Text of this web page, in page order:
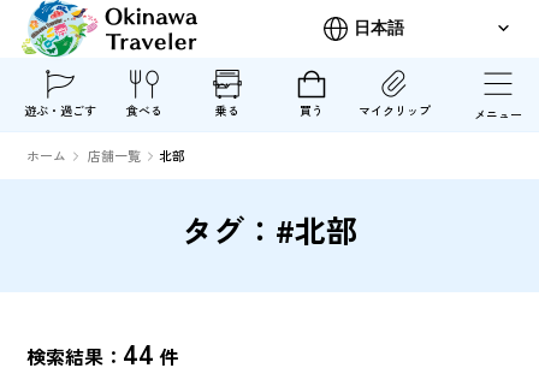
遊ぶ・過ごす 食べる 乗る 買う マイクリップ メニュー
ホーム 店舗一覧 北部
タグ：#北部
検索結果： 44 件